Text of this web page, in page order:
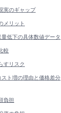
実のギャップ
メリット
低下の具体数値データ
較
すリスク
ト増の理由と価格差分
負担